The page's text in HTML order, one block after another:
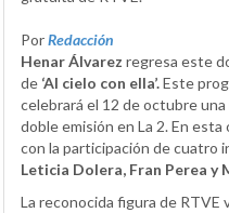
PorRedacción
Henar Álvarez regresa este
de ‘Al cielo con ella’.Este
celebrará el 12 de octubre
doble emisión en La 2. En
con la participación de cuatro
Leticia Dolera, Fran Perea y
La reconocida figura de RTVE